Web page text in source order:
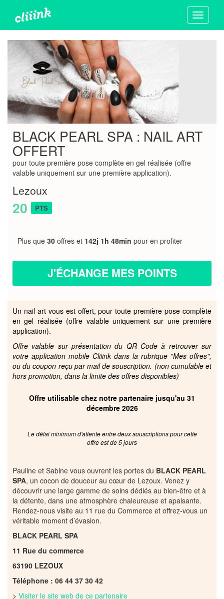
Toggle
BLACK PEARL SPA : NAIL ART
OFFERT
pour toute première pose complète en gel réalisée (offre
valable uniquement sur une première application).
Lezoux
20 PTS
Plus que 30 offres et 142j 1h 48min pour en profiter
J'ÉCHANGE MES POINTS
Un nail art vous est offert, pour toute première pose complète
en gel réalisée (offre valable uniquement sur une première
application).
Offre valable sur présentation du QR Code à retrouver sur
votre application mobile Cliiink dans la rubrique "Mes offres",
ou du coupon reçu par mail de souscription. (non cumulable et
hors promotion, dans la limite des offres disponibles)
Offre utilisable chez notre partenaire jusqu'au 31
décembre 2026
Le délai minimum d'attente entre deux souscriptions pour cette
offre est de 5 jours
Pauline et Sabine vous ouvrent les portes du BLACK PEARL
SPA, un cocon de douceur au cœur de Lezoux. Venez y
découvrir une large gamme de soins dédiés au bien-être et à
la détente, dans une atmosphère chaleureuse et apaisante.
Rendez-nous visite au 11 rue du Commerce et offrez-vous un
véritable moment d’évasion.
BLACK PEARL SPA
11 Rue du commerce
63190 LEZOUX
Téléphone : 06 44 37 30 42
> Visiter le site web de ce partenaire